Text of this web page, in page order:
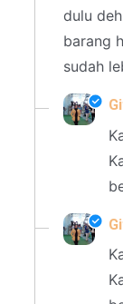
dulu
barang
sudah